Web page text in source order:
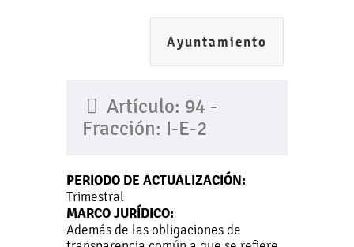
Ayuntamiento
Artículo: 94 -
Fracción: I-E-2
PERIODO DE ACTUALIZACIÓN:
Trimestral
MARCO JURÍDICO:
Además de las obligaciones de